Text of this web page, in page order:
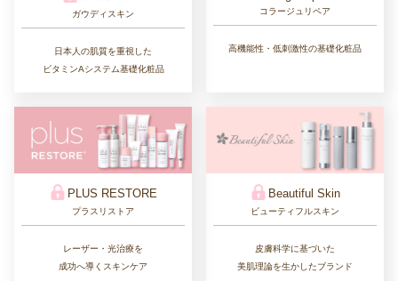
ガウディスキン
日本人の肌質を重視した
ビタミンAシステム基礎化粧品
コラージュリペア
高機能性・低刺激性の基礎化粧品
PLUS RESTORE
プラスリストア
レーザー・光治療を
成功へ導くスキンケア
Beautiful Skin
ビューティフルスキン
皮膚科学に基づいた
美肌理論を生かしたブランド